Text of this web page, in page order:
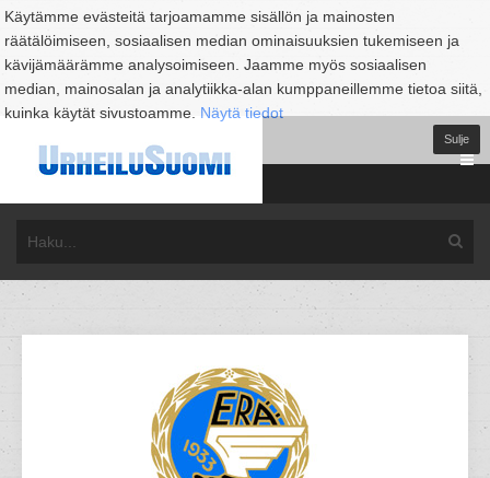
Käytämme evästeitä tarjoamamme sisällön ja mainosten
räätälöimiseen, sosiaalisen median ominaisuuksien tukemiseen ja
kävijämäärämme analysoimiseen. Jaamme myös sosiaalisen
median, mainosalan ja analytiikka-alan kumppaneillemme tietoa siitä,
kuinka käytät sivustoamme. Näytä tiedot
Sulje